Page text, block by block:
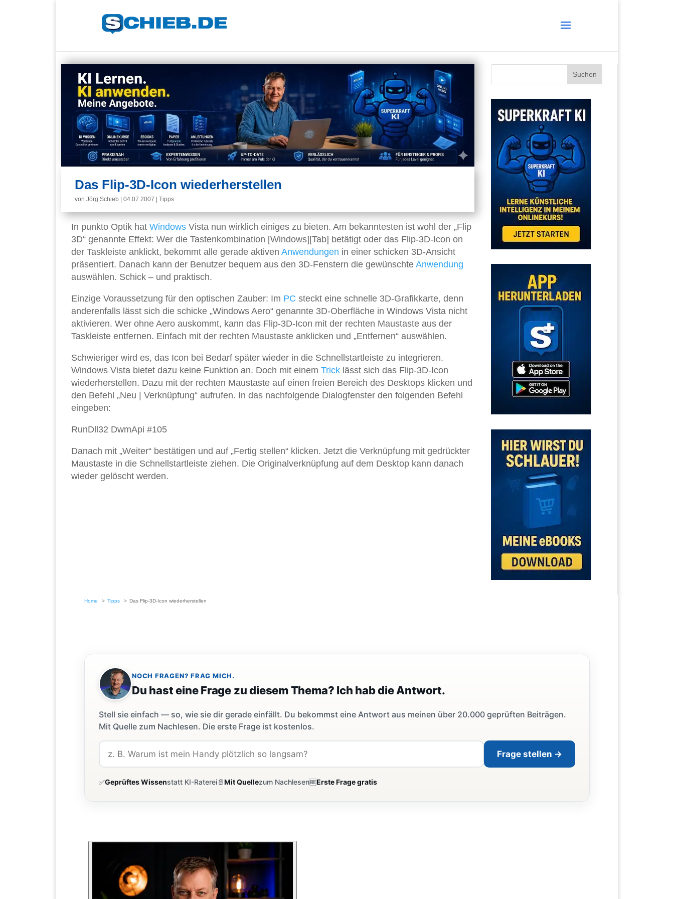
Das Flip-3D-Icon wiederherstellen
von Jörg Schieb 04.07.2007 Tipps
In punkto Optik hat Windows Vista nun wirklich einiges zu bieten. Am bekanntesten ist wohl der „Flip
3D“ genannte Effekt: Wer die Tastenkombination [Windows][Tab] betätigt oder das Flip-3D-Icon on
der Taskleiste anklickt, bekommt alle gerade aktiven Anwendungen in einer schicken 3D-Ansicht
präsentiert. Danach kann der Benutzer bequem aus den 3D-Fenstern die gewünschte Anwendung
auswählen. Schick – und praktisch.
Einzige Voraussetzung für den optischen Zauber: Im PC steckt eine schnelle 3D-Grafikkarte, denn
anderenfalls lässt sich die schicke „Windows Aero“ genannte 3D-Oberfläche in Windows Vista nicht
aktivieren. Wer ohne Aero auskommt, kann das Flip-3D-Icon mit der rechten Maustaste aus der
Taskleiste entfernen. Einfach mit der rechten Maustaste anklicken und „Entfernen“ auswählen.
Schwieriger wird es, das Icon bei Bedarf später wieder in die Schnellstartleiste zu integrieren.
Windows Vista bietet dazu keine Funktion an. Doch mit einem Trick lässt sich das Flip-3D-Icon
wiederherstellen. Dazu mit der rechten Maustaste auf einen freien Bereich des Desktops klicken und
den Befehl „Neu | Verknüpfung“ aufrufen. In das nachfolgende Dialogfenster den folgenden Befehl
eingeben:
RunDll32 DwmApi #105
Danach mit „Weiter“ bestätigen und auf „Fertig stellen“ klicken. Jetzt die Verknüpfung mit gedrückter
Maustaste in die Schnellstartleiste ziehen. Die Originalverknüpfung auf dem Desktop kann danach
wieder gelöscht werden.
Home Tipps Das Flip-3D-Icon wiederherstellen
NOCH FRAGEN? FRAG MICH.
Du hast eine Frage zu diesem Thema? Ich hab die Antwort.
Stell sie einfach — so, wie sie dir gerade einfällt. Du bekommst eine Antwort aus meinen über 20.000 geprüften Beiträgen.
Mit Quelle zum Nachlesen. Die erste Frage ist kostenlos.
Frage stellen →
✅Geprüftes Wissenstatt KI-Raterei📄Mit Quellezum Nachlesen🆓Erste Frage gratis